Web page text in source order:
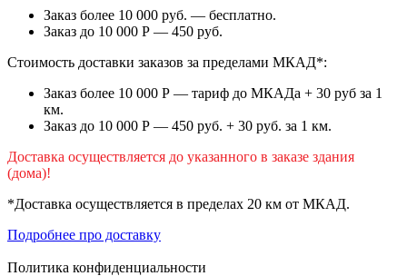
Заказ более 10 000 руб. — бесплатно.
Заказ до 10 000 Р — 450 руб.
Стоимость доставки заказов за пределами МКАД*:
Заказ более 10 000 Р — тариф до МКАДа + 30 руб за 1
км.
Заказ до 10 000 Р — 450 руб. + 30 руб. за 1 км.
Доставка осуществляется до указанного в заказе здания
(дома)!
*Доставка осуществляется в пределах 20 км от МКАД.
Подробнее про доставку
Политика конфиденциальности